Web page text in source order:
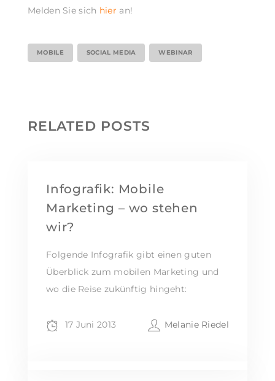
Melden Sie sich hier an!
MOBILE SOCIAL MEDIA WEBINAR
RELATED POSTS
Infografik: Mobile
Marketing – wo stehen
wir?
Folgende Infografik gibt einen guten
Überblick zum mobilen Marketing und
wo die Reise zukünftig hingeht:
17 Juni 2013 Melanie Riedel